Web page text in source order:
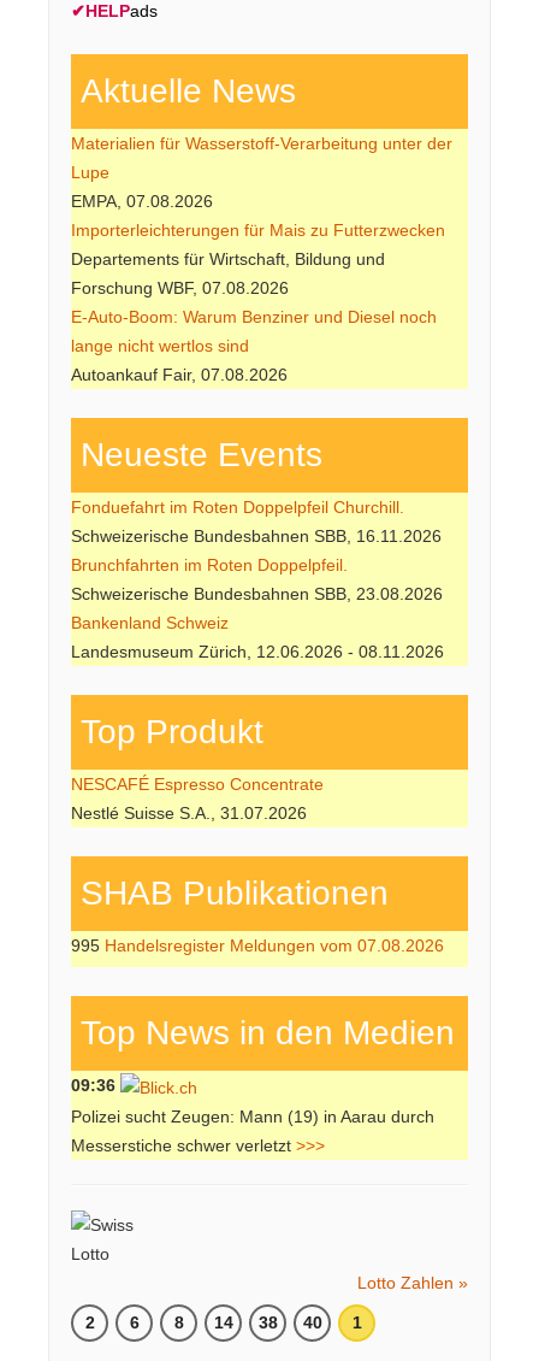
✔HELPads
Aktuelle News
Materialien für Wasserstoff-Verarbeitung unter der
Lupe
EMPA, 07.08.2026
Importerleichterungen für Mais zu Futterzwecken
Departements für Wirtschaft, Bildung und
Forschung WBF, 07.08.2026
E-Auto-Boom: Warum Benziner und Diesel noch
lange nicht wertlos sind
Autoankauf Fair, 07.08.2026
Neueste Events
Fonduefahrt im Roten Doppelpfeil Churchill.
Schweizerische Bundesbahnen SBB, 16.11.2026
Brunchfahrten im Roten Doppelpfeil.
Schweizerische Bundesbahnen SBB, 23.08.2026
Bankenland Schweiz
Landesmuseum Zürich, 12.06.2026 - 08.11.2026
Top Produkt
NESCAFÉ Espresso Concentrate
Nestlé Suisse S.A., 31.07.2026
SHAB Publi­kati­onen
995 Handelsregister Meldungen vom 07.08.2026
Top News in den Medien
09:36
Polizei sucht Zeugen: Mann (19) in Aarau durch
Messerstiche schwer verletzt >>>
Lotto Zahlen »
2 6 8 14 38 40 1